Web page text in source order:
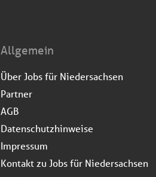
Allgemein
Über Jobs für Niedersachsen
Partner
AGB
Datenschutzhinweise
Impressum
Kontakt zu Jobs für Niedersachsen